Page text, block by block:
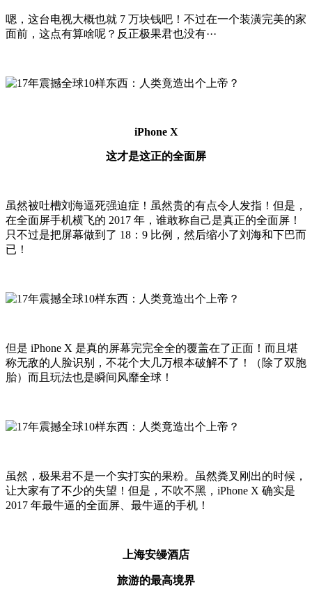
嗯，这台电视大概也就 7 万块钱吧！不过在一个装潢完美的家
面前，这点有算啥呢？反正极果君也没有···
iPhone X
这才是这正的全面屏
虽然被吐槽刘海逼死强迫症！虽然贵的有点令人发指！但是，
在全面屏手机横飞的 2017 年，谁敢称自己是真正的全面屏！
只不过是把屏幕做到了 18：9 比例，然后缩小了刘海和下巴而
已！
但是 iPhone X 是真的屏幕完完全全的覆盖在了正面！而且堪
称无敌的人脸识别，不花个大几万根本破解不了！（除了双胞
胎）而且玩法也是瞬间风靡全球！
虽然，极果君不是一个实打实的果粉。虽然粪叉刚出的时候，
让大家有了不少的失望！但是，不吹不黑，iPhone X 确实是
2017 年最牛逼的全面屏、最牛逼的手机！
上海安缦酒店
旅游的最高境界